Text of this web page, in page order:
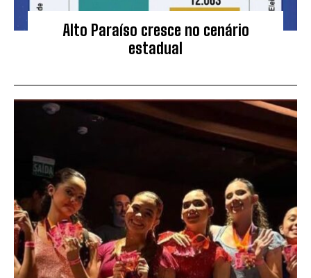
Alto Paraíso cresce no cenário
estadual